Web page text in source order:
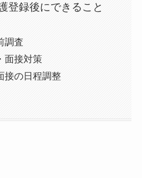
登録後にできること
調査
面接対策
接の日程調整